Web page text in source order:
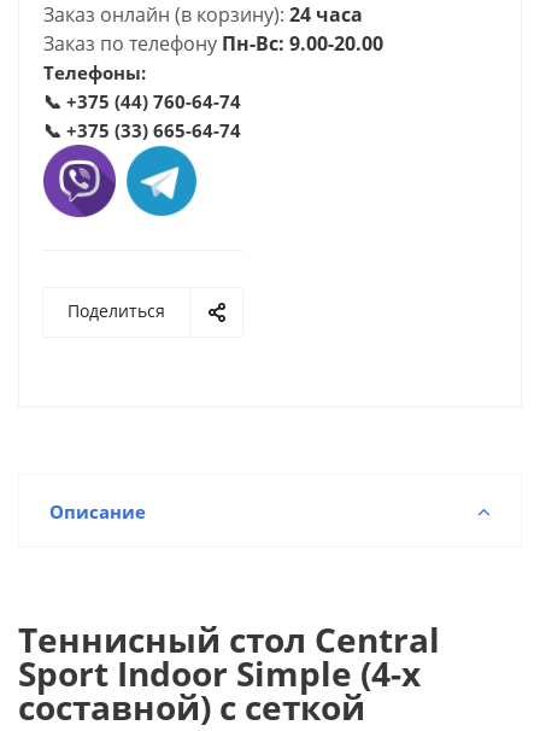
Заказ онлайн (в корзину): 24 часа
Заказ по телефону Пн-Вс: 9.00-20.00
Телефоны:
📞 +375 (44) 760-64-74
📞 +375 (33) 665-64-74
Поделиться
Описание
Теннисный стол Central
Sport Indoor Simple (4-х
составной) с сеткой